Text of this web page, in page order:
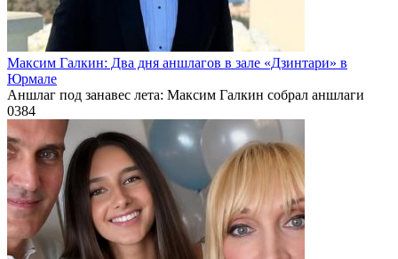
Максим Галкин: Два дня аншлагов в зале «Дзинтари» в
Юрмале
Аншлаг под занавес лета: Максим Галкин собрал аншлаги
0384